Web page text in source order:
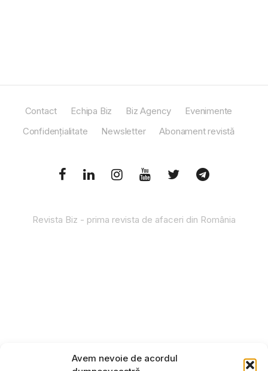
Avem nevoie de acordul
Contact Echipa Biz Biz Agency
Evenimente
Confidențialitate
Newsletter Abonament revistă
Revista Biz - prima revista de afaceri din România